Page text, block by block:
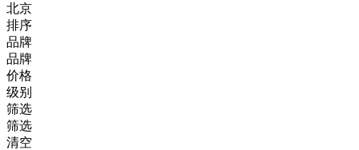
北京
排序
品牌
品牌
价格
级别
筛选
筛选
清空